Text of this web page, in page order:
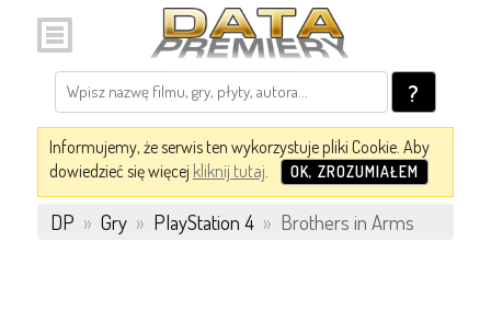
?
Informujemy, że serwis ten wykorzystuje pliki Cookie. Aby
dowiedzieć się więcej kliknij tutaj. OK, ZROZUMIAŁEM
DP » Gry » PlayStation 4 » Brothers in Arms